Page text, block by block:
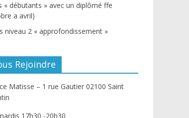
« débutants » avec un diplômé ffe
a avril)
niveau 2 « approfondissement »
Rejoindre
Matisse – 1 rue Gautier 02100 Saint
17h30 -20h30